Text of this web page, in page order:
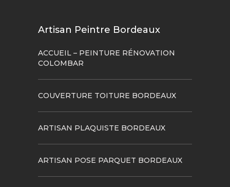
Artisan Peintre Bordeaux
ACCUEIL – PEINTURE RÉNOVATION
COLOMBAR
COUVERTURE TOITURE BORDEAUX
ARTISAN PLAQUISTE BORDEAUX
ARTISAN POSE PARQUET BORDEAUX